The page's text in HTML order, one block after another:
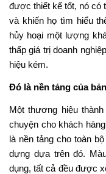
được thiết kế tốt, nó có
và khiến họ tìm hiểu
hủy hoại một lượng
thấp giá trị doanh
hiệu kém.
Đó là nền tảng của
Một thương hiệu
chuyện cho khách
là nền tảng cho toàn
dựng dựa trên đó.
dụng, tất cả đều được